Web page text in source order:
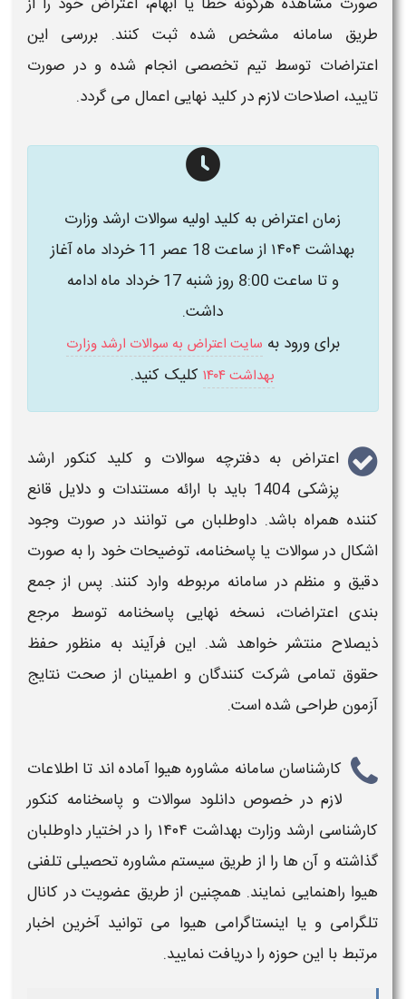
طریق سامانه مشخص شده ثبت کنند. بررسی این
اعتراضات توسط تیم تخصصی انجام شده و در صورت
تایید، اصلاحات لازم در کلید نهایی اعمال می گردد.
زمان اعتراض به کلید اولیه سوالات ارشد وزارت
بهداشت ۱۴۰۴ از ساعت 18 عصر 11 خرداد ماه آغاز
و تا ساعت 8:00 روز شنبه 17 خرداد ماه ادامه
داشت.
برای ورود به سایت اعتراض به سوالات ارشد وزارت
بهداشت ۱۴۰۴
کلیک کنید.
اعتراض به دفترچه سوالات و کلید کنکور ارشد
پزشکی 1404
باید با ارائه مستندات و دلایل قانع
کننده همراه باشد. داوطلبان می توانند در صورت وجود
اشکال در سوالات یاپاسخنامه، توضیحات خود را به صورت
دقیق و منظم در سامانه مربوطه وارد کنند. پس از جمع
بندیاعتراضات، نسخه نهایی پاسخنامه توسط مرجع
ذیصلاح منتشر خواهد شد. این فرآیند به منظور حفظ
حقوق تمامی شرکت کنندگان و اطمینان از صحت نتایج
آزمون طراحی شده است.
کارشناسان سامانه مشاوره هیوا آماده اند تا اطلاعات
لازم در خصوص دانلود سوالات و پاسخنامه کنکور
کارشناسی ارشد وزارت بهداشت ۱۴۰۴
را در اختیار داوطلبان
گذاشته و آن ها را از طریق سیستم مشاوره تحصیلی تلفنی
هیوا راهنمایی نمایند. همچنین از طریق عضویت در کانال
تلگرامی و یا اینستاگرامی هیوا می توانید آخرین اخبار
مرتبط با این حوزه را دریافت نمایید.